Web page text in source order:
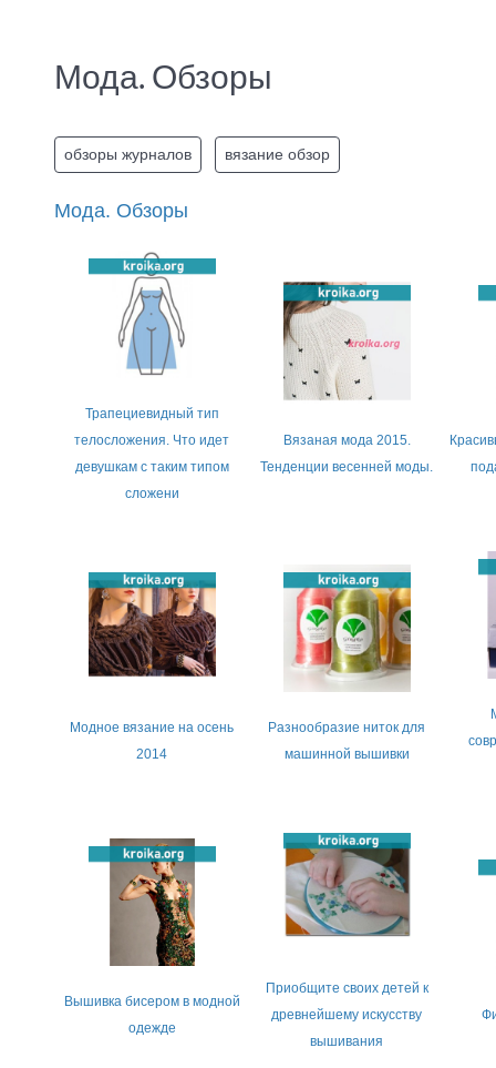
Мода. Обзоры
обзоры журналов вязание обзор
Мода. Обзоры
Трапециевидный тип
телосложения. Что идет
девушкам с таким типом
сложени
Вязаная мода 2015.
Тенденции весенней моды.
Модное вязание на осень
2014
Разнообразие ниток для
машинной вышивки
Вышивка бисером в модной
одежде
Приобщите своих детей к
древнейшему искусству
вышивания